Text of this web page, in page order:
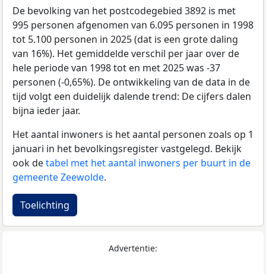
De bevolking van het postcodegebied 3892 is met
995 personen afgenomen van 6.095 personen in 1998
tot 5.100 personen in 2025 (dat is een grote daling
van 16%). Het gemiddelde verschil per jaar over de
hele periode van 1998 tot en met 2025 was -37
personen (-0,65%). De ontwikkeling van de data in de
tijd volgt een duidelijk dalende trend: De cijfers dalen
bijna ieder jaar.
Het aantal inwoners is het aantal personen zoals op 1
januari in het bevolkingsregister vastgelegd. Bekijk
ook detabel met het aantal inwoners per buurt in de
gemeente Zeewolde.
Toelichting
Advertentie: